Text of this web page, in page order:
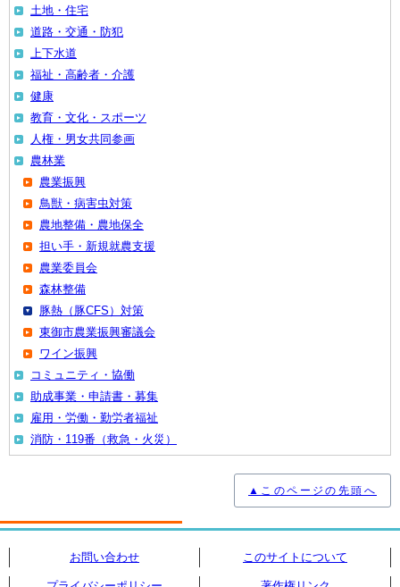
土地・住宅
道路・交通・防犯
上下水道
福祉・高齢者・介護
健康
教育・文化・スポーツ
人権・男女共同参画
農林業
農業振興
鳥獣・病害虫対策
農地整備・農地保全
担い手・新規就農支援
農業委員会
森林整備
豚熱（豚CFS）対策
東御市農業振興審議会
ワイン振興
コミュニティ・協働
助成事業・申請書・募集
雇用・労働・勤労者福祉
消防・119番（救急・火災）
▲このページの先頭へ
お問い合わせ このサイトについて